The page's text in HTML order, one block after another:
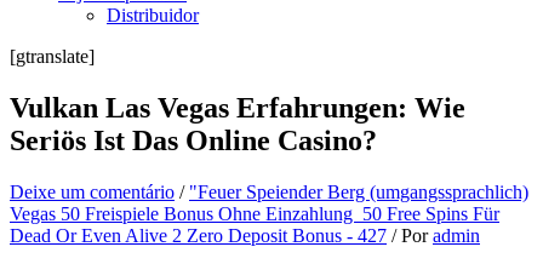
Distribuidor
[gtranslate]
Vulkan Las Vegas Erfahrungen: Wie
Seriös Ist Das Online Casino?
Deixe um comentário / "Feuer Speiender Berg (umgangssprachlich)
Vegas 50 Freispiele Bonus Ohne Einzahlung ️ 50 Free Spins Für
Dead Or Even Alive 2 Zero Deposit Bonus - 427 / Poradmin